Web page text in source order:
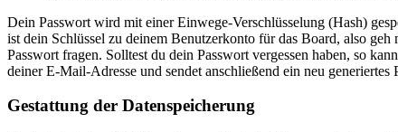
Dein Passwort wird mit einer Einwege-Verschlüsselung (Hash)
ist dein Schlüssel zu deinem Benutzerkonto für das Board, also
Passwort fragen. Solltest du dein Passwort vergessen haben, so
deiner E-Mail-Adresse und sendet anschließend ein neu
Gestattung der Datenspeicherung